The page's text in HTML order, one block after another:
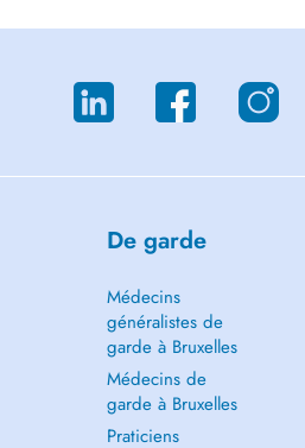
De garde
Médecins
généralistes de
garde à Bruxelles
Médecins de
garde à Bruxelles
Praticiens